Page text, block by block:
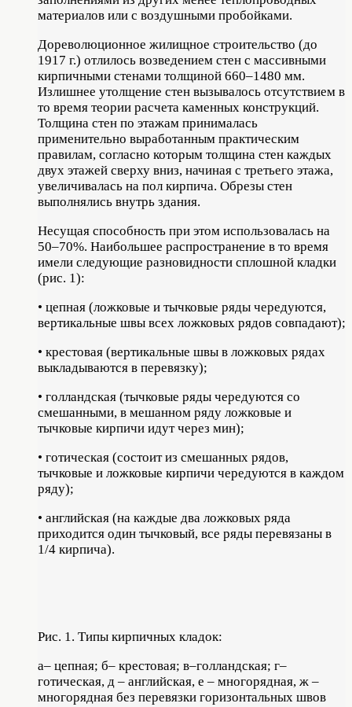
материалов или с воздушными пробойками.
Дореволюционное жилищное строительство (до
1917 г.) отлилось возведением стен с массивными
кирпичными стенами толщиной 660–1480 мм.
Излишнее утолщение стен вызывалось отсутствием в
то время теории расчета каменных конструкций.
Толщина стен по этажам принималась
применительно выработанным практическим
правилам, согласно которым толщина стен каждых
двух этажей сверху вниз, начиная с третьего этажа,
увеличивалась на пол кирпича. Обрезы стен
выполнялись внутрь здания.
Несущая способность при этом использовалась на
50–70%. Наибольшее распространение в то время
имели следующие разновидности сплошной кладки
(рис. 1):
• цепная (ложковые и тычковые ряды чередуются,
вертикальные швы всех ложковых рядов совпадают);
• крестовая (вертикальные швы в ложковых рядах
выкладываются в перевязку);
• голландская (тычковые ряды чередуются со
смешанными, в мешанном ряду ложковые и
тычковые кирпичи идут через мин);
• готическая (состоит из смешанных рядов,
тычковые и ложковые кирпичи чередуются в каждом
ряду);
• английская (на каждые два ложковых ряда
приходится один тычковый, все ряды перевязаны в
1/4 кирпича).
Рис. 1. Типы кирпичных кладок:
а– цепная; б– крестовая; в–голландская; г–
готическая, д – английская, е – многорядная, ж –
многорядная без перевязки горизонтальных швов